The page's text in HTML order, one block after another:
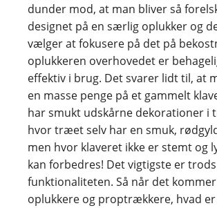
dunder mod, at man bliver så
designet på en særlig oplukker og
vælger at fokusere på det på
oplukkeren overhovedet er
effektiv i brug. Det svarer lidt til, at
en masse penge på et gammelt
har smukt udskårne dekorationer i
hvor træet selv har en smuk,
men hvor klaveret ikke er stemt og
kan forbedres! Det vigtigste er
funktionaliteten. Så når det
oplukkere og proptrækkere, hvad er